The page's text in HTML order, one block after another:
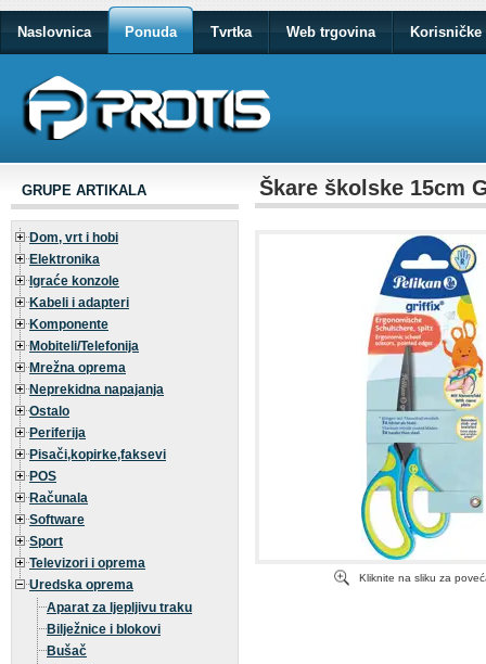
Naslovnica Ponuda Tvrtka Web trgovina Korisničke
GRUPE ARTIKALA
Dom, vrt i hobi
Elektronika
Igraće konzole
Kabeli i adapteri
Komponente
Mobiteli/Telefonija
Mrežna oprema
Neprekidna napajanja
Ostalo
Periferija
Pisači,kopirke,faksevi
POS
Računala
Software
Sport
Televizori i oprema
Uredska oprema
Aparat za ljepljivu traku
Bilježnice i blokovi
Bušač
Škare školske 15cm
Kliknite na sliku za